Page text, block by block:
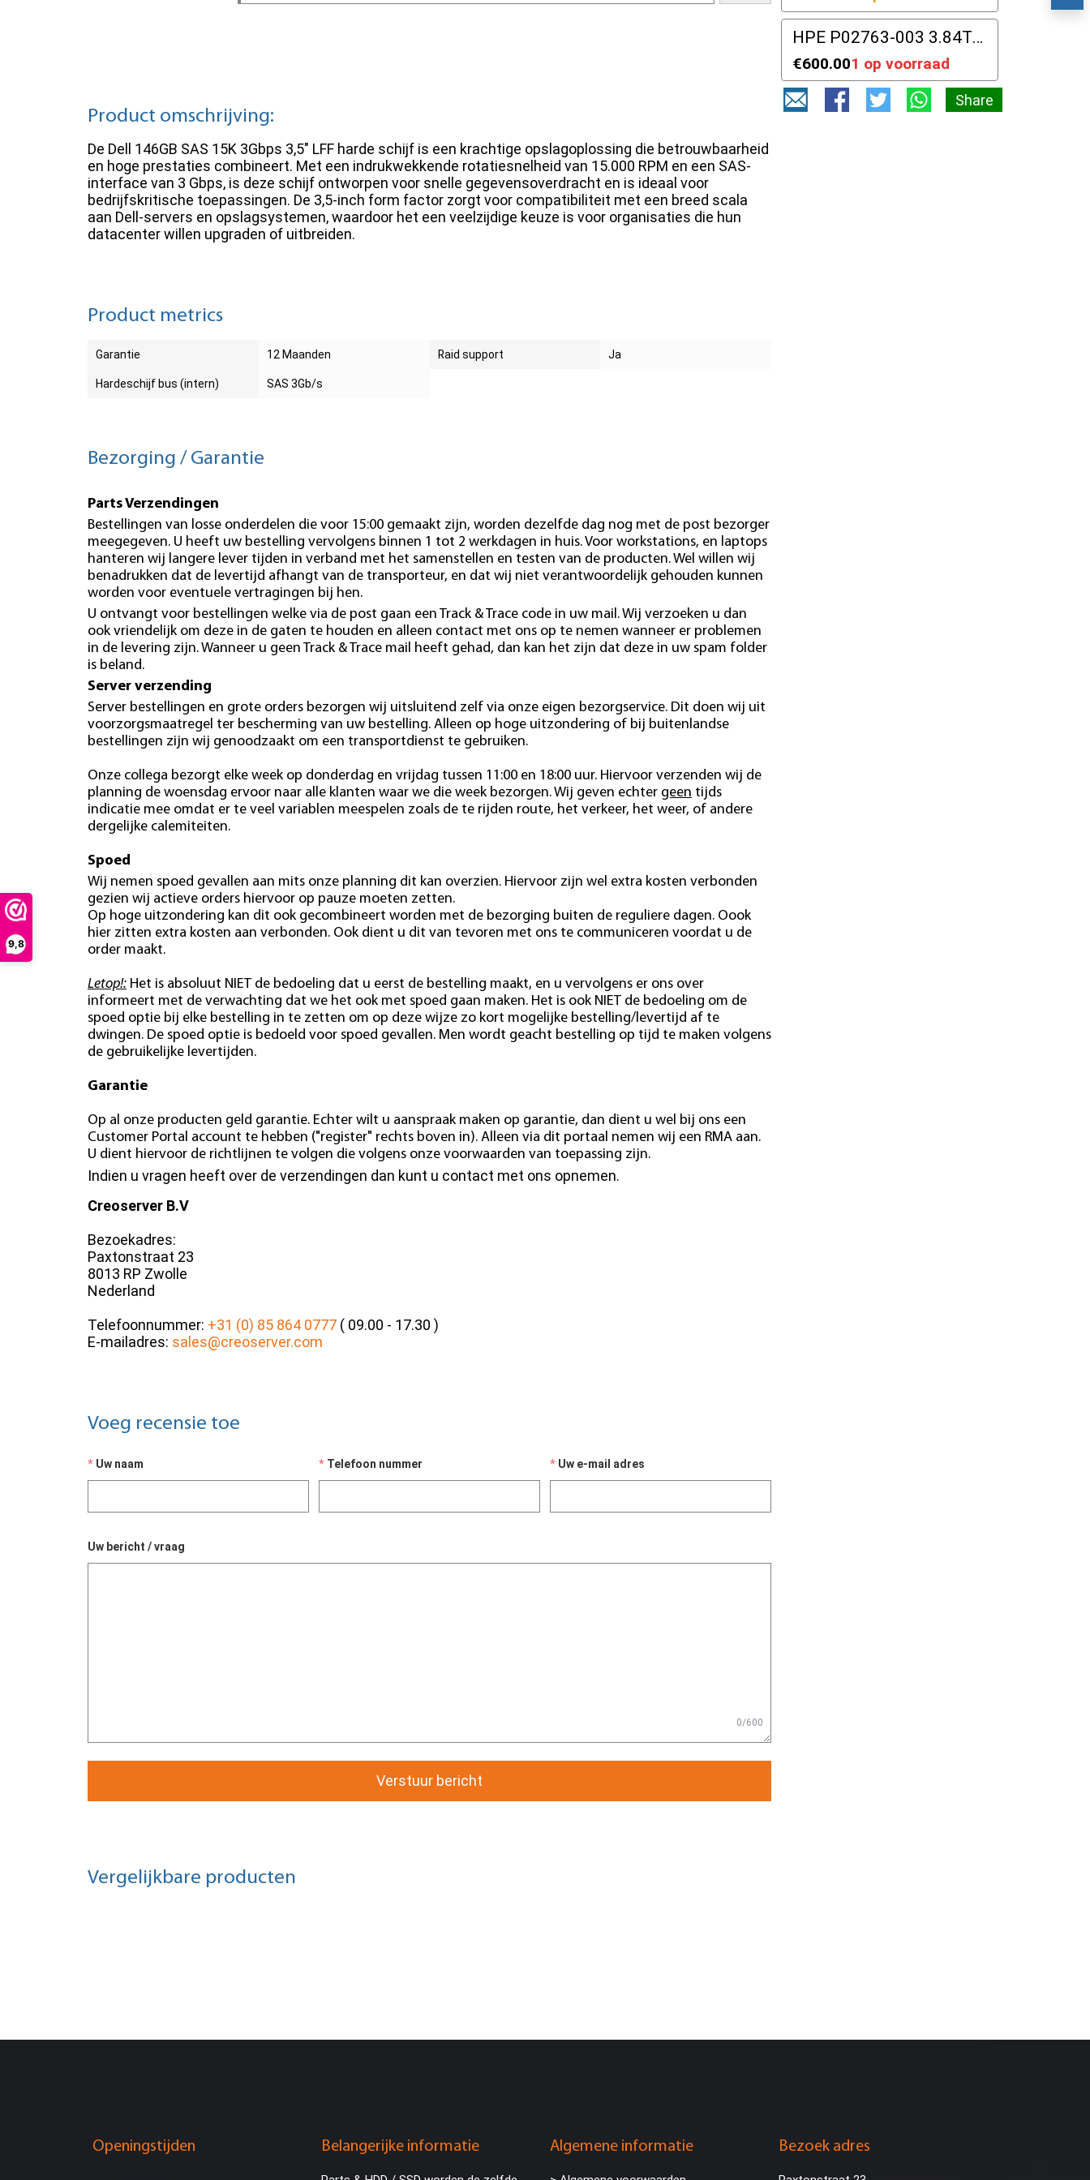
9,8
EAN 0200001594486
Product omschrijving:
De Dell 146GB SAS 15K 3Gbps 3,5" LFF harde schijf is een krachtige opslagoplossing die betrouwbaarheid
en hoge prestaties combineert. Met een indrukwekkende rotatiesnelheid van 15.000 RPM en een SAS-
interface van 3 Gbps, is deze schijf ontworpen voor snelle gegevensoverdracht en is ideaal voor
bedrijfskritische toepassingen. De 3,5-inch form factor zorgt voor compatibiliteit met een breed scala
aan Dell-servers en opslagsystemen, waardoor het een veelzijdige keuze is voor organisaties die hun
datacenter willen upgraden of uitbreiden.
Product metrics
Garantie 12 Maanden Raid support Ja
Hardeschijf bus (intern) SAS 3Gb/s
Bezorging / Garantie
Parts Verzendingen
Bestellingen van losse onderdelen die voor 15:00 gemaakt zijn, worden dezelfde dag nog met de post bezorger
meegegeven. U heeft uw bestelling vervolgens binnen 1 tot 2 werkdagen in huis. Voor workstations, en laptops
hanteren wij langere lever tijden in verband met het samenstellen en testen van de producten. Wel willen wij
benadrukken dat de levertijd afhangt van de transporteur, en dat wij niet verantwoordelijk gehouden kunnen
worden voor eventuele vertragingen bij hen.
U ontvangt voor bestellingen welke via de post gaan een Track & Trace code in uw mail. Wij verzoeken u dan
ook vriendelijk om deze in de gaten te houden en alleen contact met ons op te nemen wanneer er problemen
in de levering zijn. Wanneer u geen Track & Trace mail heeft gehad, dan kan het zijn dat deze in uw spam folder
is beland.
Server verzending
Server bestellingen en grote orders bezorgen wij uitsluitend zelf via onze eigen bezorgservice. Dit doen wij uit
voorzorgsmaatregel ter bescherming van uw bestelling. Alleen op hoge uitzondering of bij buitenlandse
bestellingen zijn wij genoodzaakt om een transportdienst te gebruiken.
Onze collega bezorgt elke week op donderdag en vrijdag tussen 11:00 en 18:00 uur. Hiervoor verzenden wij de
planning de woensdag ervoor naar alle klanten waar we die week bezorgen. Wij geven echter geen tijds
indicatie mee omdat er te veel variablen meespelen zoals de te rijden route, het verkeer, het weer, of andere
dergelijke calemiteiten.
Spoed
Wij nemen spoed gevallen aan mits onze planning dit kan overzien. Hiervoor zijn wel extra kosten verbonden
gezien wij actieve orders hiervoor op pauze moeten zetten.
Op hoge uitzondering kan dit ook gecombineert worden met de bezorging buiten de reguliere dagen. Oook
hier zitten extra kosten aan verbonden. Ook dient u dit van tevoren met ons te communiceren voordat u de
order maakt.
Letop!: Het is absoluut NIET de bedoeling dat u eerst de bestelling maakt, en u vervolgens er ons over
informeert met de verwachting dat we het ook met spoed gaan maken. Het is ook NIET de bedoeling om de
spoed optie bij elke bestelling in te zetten om op deze wijze zo kort mogelijke bestelling/levertijd af te
dwingen. De spoed optie is bedoeld voor spoed gevallen. Men wordt geacht bestelling op tijd te maken volgens
de gebruikelijke levertijden.
Garantie
Op al onze producten geld garantie. Echter wilt u aanspraak maken op garantie, dan dient u wel bij ons een
Customer Portal account te hebben ("register" rechts boven in). Alleen via dit portaal nemen wij een RMA aan.
U dient hiervoor de richtlijnen te volgen die volgens onze voorwaarden van toepassing zijn.
Indien u vragen heeft over de verzendingen dan kunt u contact met ons opnemen.
Creoserver B.V
Bezoekadres:
Paxtonstraat 23
8013 RP Zwolle
Nederland
Telefoonnummer: +31 (0) 85 864 0777 ( 09.00 - 17.30 )
E-mailadres: sales@creoserver.com
Voeg recensie toe
Uw naam Telefoon nummer Uw e-mail adres
Uw bericht / vraag
0/600
Verstuur bericht
HPE P02763-003 3.84TB SAS 12Gbps Samsung PM1643 2,5" SFF
€600.001 op voorraad
Share
Vergelijkbare producten
Openingstijden Belangerijke informatie Algemene informatie Bezoek adres